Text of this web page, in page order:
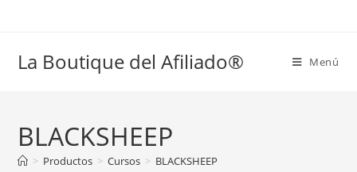
La Boutique del Afiliado® Menú
BLACKSHEEP
> Productos > Cursos > BLACKSHEEP